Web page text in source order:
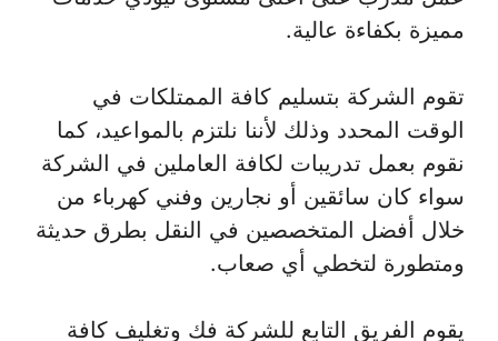
مميزة بكفاءة عالية.
تقوم الشركة بتسليم كافة الممتلكات في
الوقت المحدد وذلك لأننا نلتزم بالمواعيد، كما
نقوم بعمل تدريبات لكافة العاملين في الشركة
سواء كان سائقين أو نجارين وفني كهرباء من
خلال أفضل المتخصصين في النقل بطرق حديثة
ومتطورة لتخطي أي صعاب.
يقوم الفريق التابع للشركة فك وتغليف كافة